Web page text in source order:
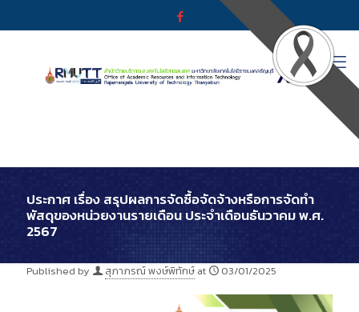
ประกาศ เรื่อง สรุปผลการจัดซื้อจัดจ้างหรือการจัดทำ
พัสดุของหน่วยงานรายเดือน ประจำเดือนธันวาคม พ.ศ.
2567
Published by สุภาภรณ์ พงษ์พิทักษ์ at 03/01/2025